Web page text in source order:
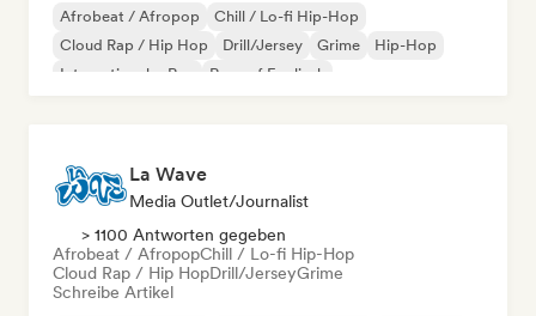
Afrobeat / Afropop
Chill / Lo-fi Hip-Hop
Cloud Rap / Hip Hop
Drill/Jersey Grime
Hip-Hop
Internationaler Rap
Rap auf Englisch
La Wave
Media Outlet/Journalist
> 1100 Antworten gegeben
Afrobeat / AfropopChill / Lo-fi Hip-Hop
Cloud Rap / Hip HopDrill/JerseyGrime
Schreibe Artikel